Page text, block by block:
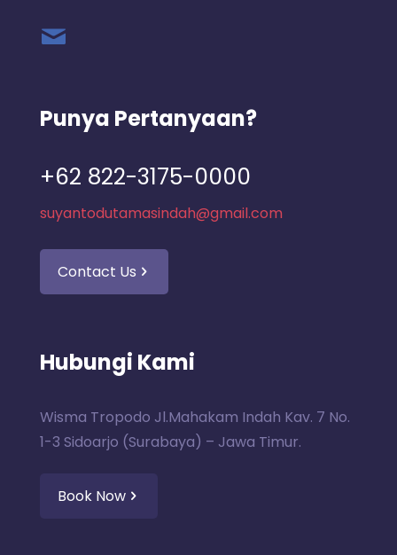
Punya Pertanyaan?
+62 822-3175-0000
suyantodutamasindah@gmail.com
Contact Us
Hubungi Kami
Wisma Tropodo Jl.Mahakam Indah Kav. 7 No.
1-3 Sidoarjo (Surabaya) – Jawa Timur.
Book Now